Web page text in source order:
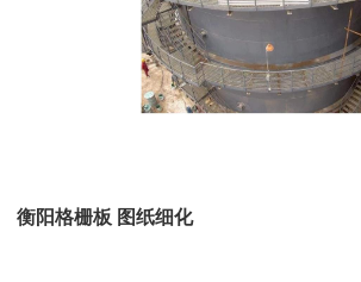
衡阳格栅板 图纸细化